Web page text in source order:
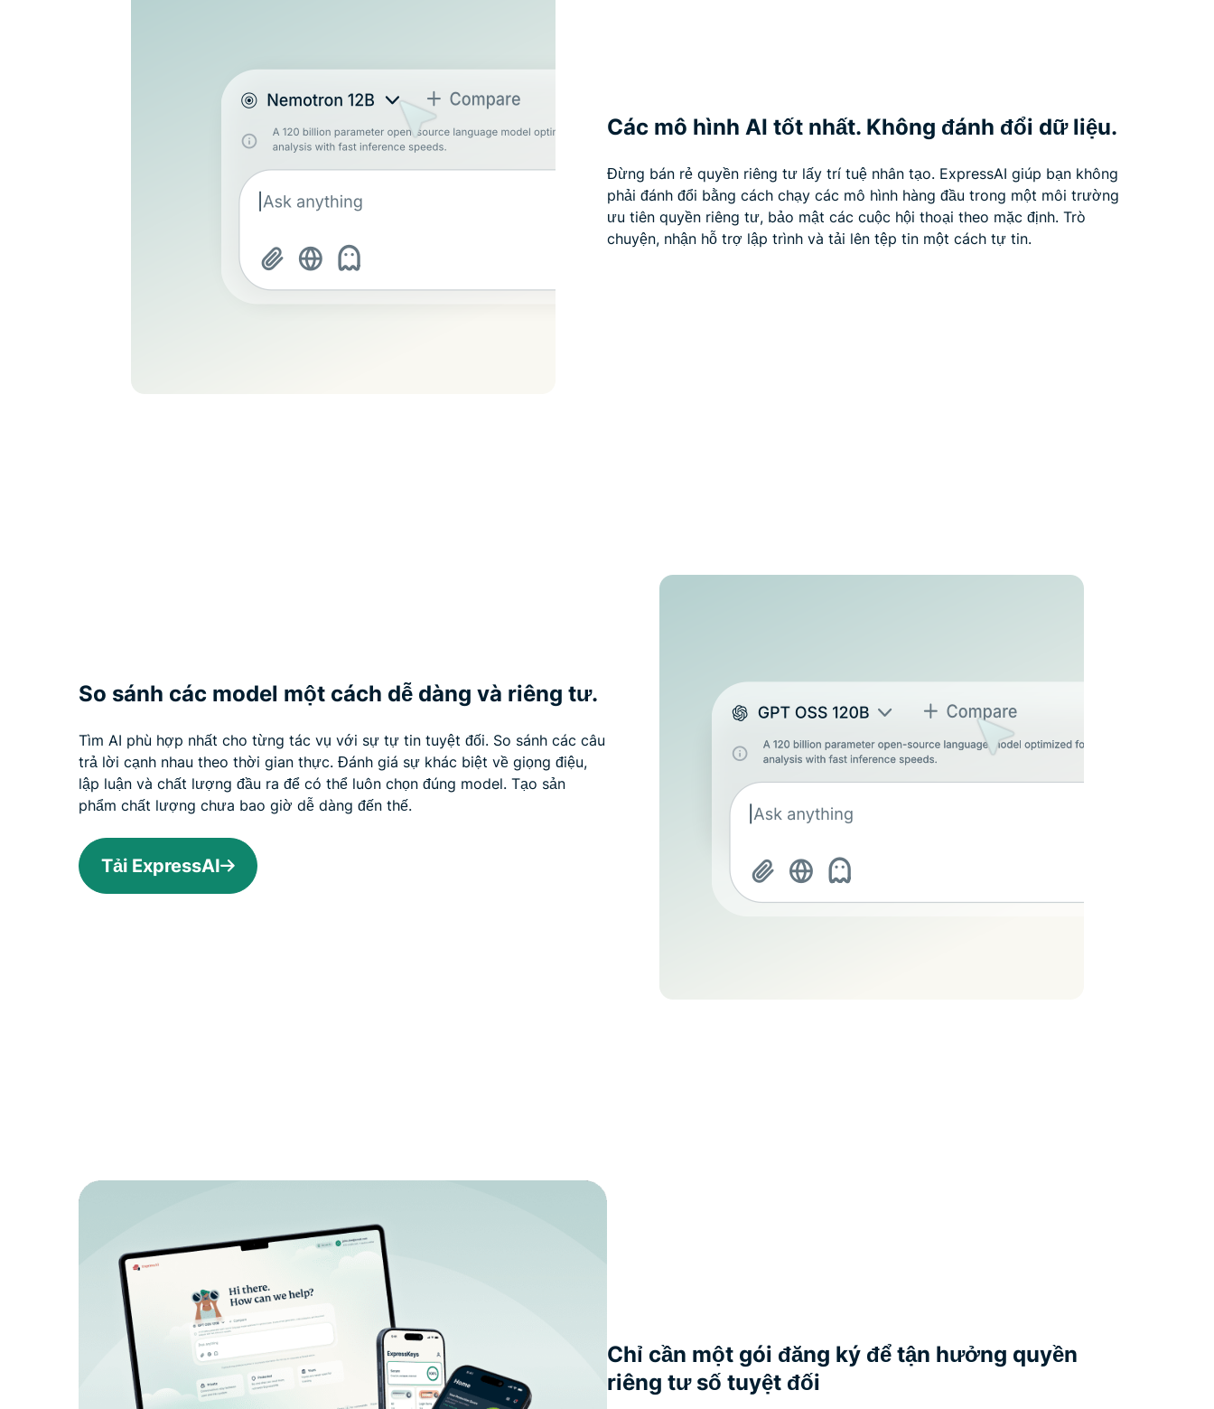
Các mô hình AI tốt nhất. Không đánh đổi dữ liệu.
Đừng bán rẻ quyền riêng tư lấy trí tuệ nhân tạo. ExpressAI giúp bạn không
phải đánh đổi bằng cách chạy các mô hình hàng đầu trong một môi trường
ưu tiên quyền riêng tư, bảo mật các cuộc hội thoại theo mặc định. Trò
chuyện, nhận hỗ trợ lập trình và tải lên tệp tin một cách tự tin.
So sánh các model một cách dễ dàng và riêng tư.
Tìm AI phù hợp nhất cho từng tác vụ với sự tự tin tuyệt đối. So sánh các câu
trả lời cạnh nhau theo thời gian thực. Đánh giá sự khác biệt về giọng điệu,
lập luận và chất lượng đầu ra để có thể luôn chọn đúng model. Tạo sản
phẩm chất lượng chưa bao giờ dễ dàng đến thế.
Tải ExpressAI
Chỉ cần một gói đăng ký để tận hưởng quyền
riêng tư số tuyệt đối